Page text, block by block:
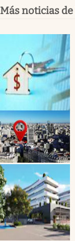
Más noticias de